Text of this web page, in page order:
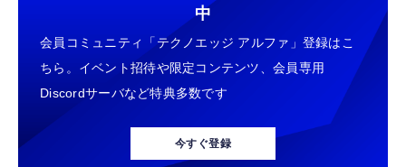
中
会員コミュニティ「テクノエッジ アルファ」登録はこ
ちら。イベント招待や限定コンテンツ、会員専用
Discordサーバなど特典多数です
今すぐ登録